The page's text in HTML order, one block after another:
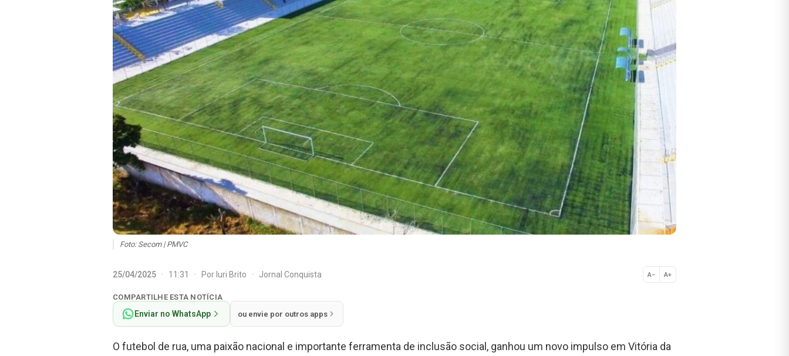
Foto: Secom | PMVC
25/04/2025 · 11:31 · Por Iuri Brito · Jornal Conquista A− A+
Normal
COMPARTILHE ESTA NOTÍCIA
Enviar no WhatsApp ou envie por outros apps
O futebol de rua, uma paixão nacional e importante ferramenta de inclusão social, ganhou um novo impulso em Vitória da